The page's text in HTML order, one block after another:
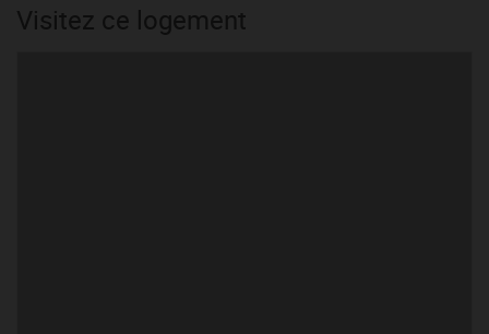
Visitez ce logement